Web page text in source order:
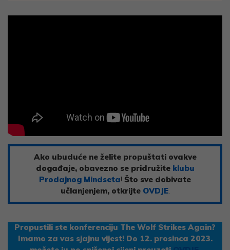
Ako ubuduće ne želite propuštati ovakve
događaje, obavezno se pridružite klubu
Prodajnog Mindseta! Što sve dobivate
učlanjenjem, otkrijte OVDJE.
Propustili ste konferenciju The Wolf Strikes Again?
Imamo za vas sjajnu vijest! Do 12. prosinca 2023.